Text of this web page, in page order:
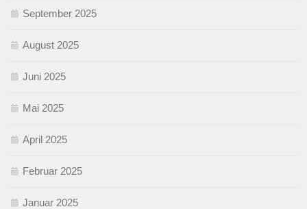
September 2025
August 2025
Juni 2025
Mai 2025
April 2025
Februar 2025
Januar 2025